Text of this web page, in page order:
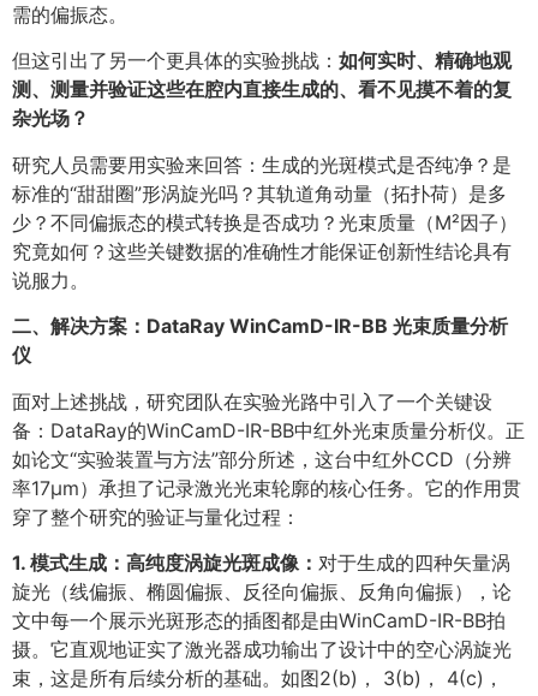
需的偏振态。
但这引出了另一个更具体的实验挑战： 如何实时、精确地观
测、测量并验证这些在腔内直接生成的、看不见摸不着的复
杂光场？
研究人员需要用实验来回答：生成的光斑模式是否纯净？是
标准的“甜甜圈”形涡旋光吗？其轨道角动量（拓扑荷）是多
少？不同偏振态的模式转换是否成功？光束质量（M²因子）
究竟如何？这些关键数据的准确性才能保证创新性结论具有
说服力。
二、 解决方案：DataRay WinCamD-IR-BB 光束质量分析
仪
面对上述挑战，研究团队在实验光路中引入了一个关键设
备：DataRay的WinCamD-IR-BB中红外光束质量分析仪。正
如论文“实验装置与方法”部分所述，这台中红外CCD（分辨
率17μm）承担了记录激光光束轮廓的核心任务。它的作用贯
穿了整个研究的验证与量化过程：
1. 模式生成：高纯度涡旋光斑成像： 对于生成的四种矢量涡
旋光（线偏振、椭圆偏振、反径向偏振、反角向偏振），论
文中每一个展示光斑形态的插图都是由WinCamD-IR-BB拍
摄。它直观地证实了激光器成功输出了设计中的空心涡旋光
束，这是所有后续分析的基础。如图2(b)， 3(b)， 4(c)，